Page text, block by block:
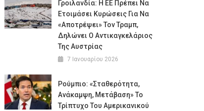
Γροιλανδία: Η ΕΕ Πρέπει Να
Ετοιμάσει Κυρώσεις Για Να
«αποτρέψει» Τον Τραμπ,
Δηλώνει Ο Αντικαγκελάριος
Της Αυστρίας
7 Ιανουαρίου 2026
Ρούμπιο: «Σταθερότητα,
Ανάκαμψη, Μετάβαση» Το
Τρίπτυχο Του Αμερικανικού